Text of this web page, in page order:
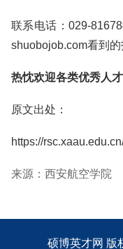
联系电话：029-
shuobojob.com看到的
热忱欢迎各类优秀人
原文出处：
https://
来源：西安航空学院
硕博英才网 版